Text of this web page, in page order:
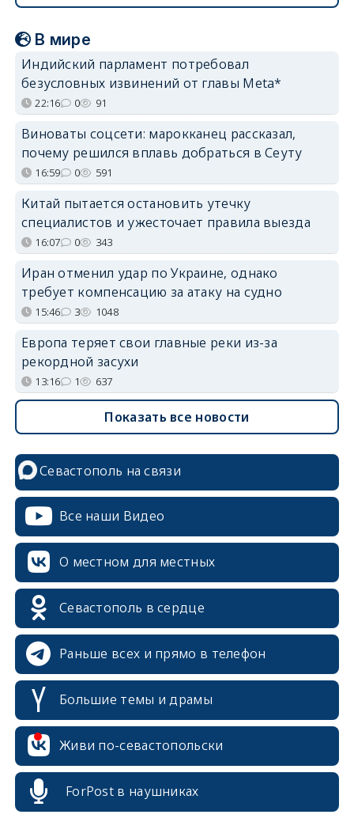
В мире
Индийский парламент потребовал
безусловных извинений от главы Meta*
22:16 0 91
Виноваты соцсети: марокканец рассказал,
почему решился вплавь добраться в Сеуту
16:59 0 591
Китай пытается остановить утечку
специалистов и ужесточает правила выезда
16:07 0 343
Иран отменил удар по Украине, однако
требует компенсацию за атаку на судно
15:46 3 1048
Европа теряет свои главные реки из-за
рекордной засухи
13:16 1 637
Показать все новости
Севастополь на связи
Все наши Видео
О местном для местных
Севастополь в сердце
Раньше всех и прямо в телефон
Большие темы и драмы
Живи по-севастопольски
ForPost в наушниках
erid: 2SDnjcrDNw6